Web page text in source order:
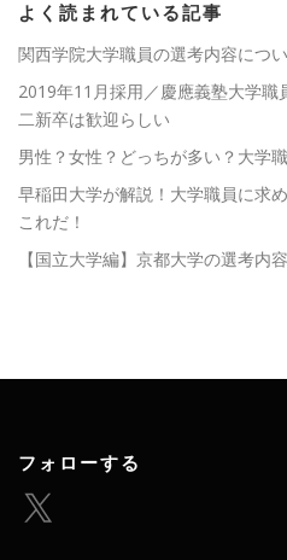
よく読まれている記事
関西学院大学職員の選考内容につ
2019年11月採用／慶應義塾大学
二新卒は歓迎らしい
男性？女性？どっちが多い？大学
早稲田大学が解説！大学職員に求
これだ！
【国立大学編】京都大学の選考内
フォローする
X